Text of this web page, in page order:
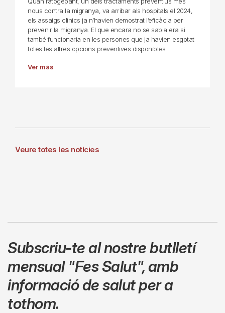
nous contra la migranya, va arribar als hospitals el 2024,
els assaigs clínics ja n’havien demostrat l’eficàcia per
prevenir la migranya. El que encara no se sabia era si
també funcionaria en les persones que ja havien esgotat
totes les altres opcions preventives disponibles.
Ver más
Veure totes les notícies
Subscriu-te al nostre butlletí
mensual "Fes Salut",amb
informació de salut per a
tothom.